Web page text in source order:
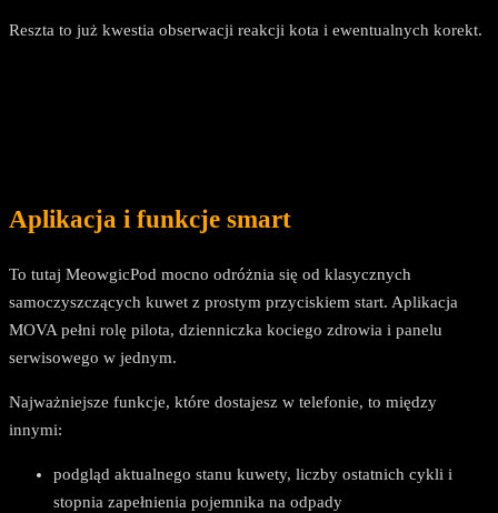
Reszta to już kwestia obserwacji reakcji kota i ewentualnych korekt.
Aplikacja i funkcje smart
To tutaj MeowgicPod mocno odróżnia się od klasycznych
samoczyszczących kuwet z prostym przyciskiem start. Aplikacja
MOVA pełni rolę pilota, dzienniczka kociego zdrowia i panelu
serwisowego w jednym.
Najważniejsze funkcje, które dostajesz w telefonie, to między
innymi:
podgląd aktualnego stanu kuwety, liczby ostatnich cykli i
stopnia zapełnienia pojemnika na odpady